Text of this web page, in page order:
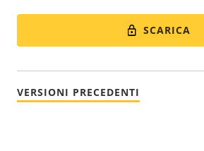
SCARICA
VERSIONI PRECEDENTI